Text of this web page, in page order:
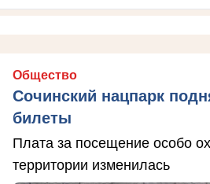
Общество
Сочинский нацпарк
билеты
Плата за посещение особо
территории изменилась